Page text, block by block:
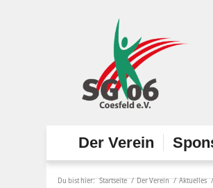
Der Verein
Du bist hier: Startseite / Der Verein / Aktuelles /